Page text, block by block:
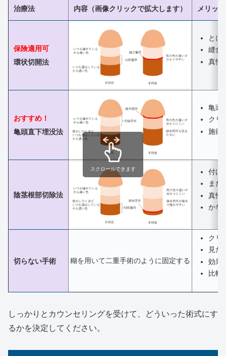
治療法 内容（画像クリックで拡大します） メリッ
保険適用可
環状切開法
とに
縫合
真性
おすすめ！
亀頭直下埋没法
亀頭
クリ
施術
陰茎根部切除法
付け
また
真性
かな
切らない手術 糊を用いて二重手術のように固定する
クリ
見た
効果
比較
スクロールできます
しっかりとカウンセリングを受けて、どういった術式にす
るかを決定してください。